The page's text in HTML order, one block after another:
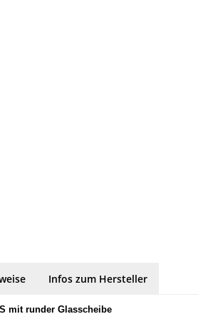
Infos zum Hersteller
mit runder Glasscheibe